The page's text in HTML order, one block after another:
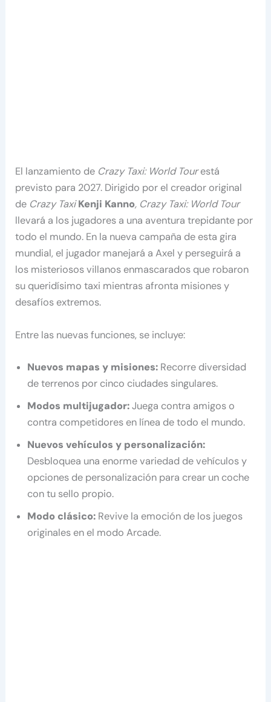
El lanzamiento de Crazy Taxi: World Tourestá
previsto para 2027. Dirigido por el creador original
de Crazy TaxiKenji Kanno, Crazy Taxi: World Tour
llevará a los jugadores a una aventura trepidante por
todo el mundo. En la nueva campaña de esta gira
mundial, el jugador manejará a Axel y perseguirá a
los misteriosos villanos enmascarados que robaron
su queridísimo taxi mientras afronta misiones y
desafíos extremos.
Entre las nuevas funciones, se incluye:
Nuevos mapas y misiones: Recorre diversidad
de terrenos por cinco ciudades singulares.
Modos multijugador:Juega contra amigos o
contra competidores en línea de todo el mundo.
Nuevos vehículos y personalización:
Desbloquea una enorme variedad de vehículos y
opciones de personalización para crear un coche
con tu sello propio.
Modo clásico: Revive la emoción de los juegos
originales en el modo Arcade.